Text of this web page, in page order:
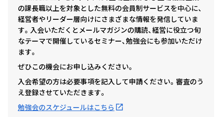
の課長職以上を対象とした無料の会員制サービスを中心に、
経営者やリーダー層向けにさまざまな情報を発信していま
す。入会いただくとメールマガジンの購読、経営に役立つ旬
なテーマで開催しているセミナー、勉強会にも参加いただけ
ます。
ぜひこの機会にお申し込みください。
入会希望の方は必要事項を記入して申請ください。審査のう
え登録させていただきます。
勉強会のスケジュールはこちら